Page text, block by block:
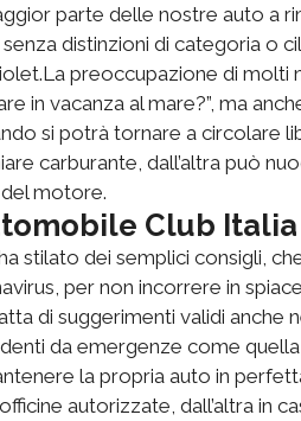
parte delle nostre auto a
distinzioni di categoria o
preoccupazione di molti
in vacanza al mare?”, ma
si potrà tornare a circolare
carburante, dall’altra può
motore.
Club Italia
ha stilato dei semplici consigli,
per non incorrere in
di suggerimenti validi anche
da emergenze come
la propria auto in
autorizzate, dall’altra in